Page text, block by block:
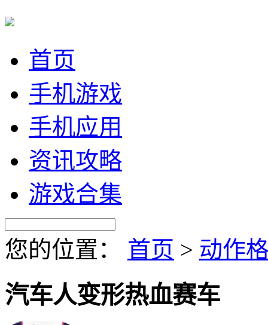
首页
手机游戏
手机应用
资讯攻略
游戏合集
您的位置： 首页 > 动作
汽车人变形热血赛车